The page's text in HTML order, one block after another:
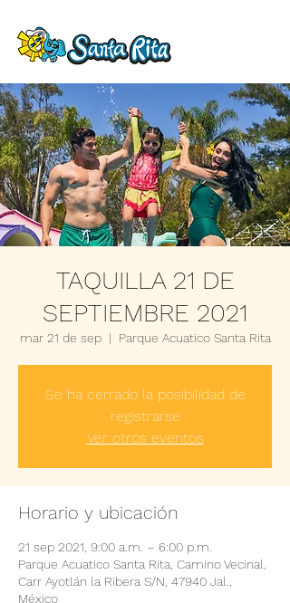
TAQUILLA 21 DE
SEPTIEMBRE 2021
mar 21 de sep
  |
Parque Acuatico Santa Rita
Se ha cerrado la posibilidad de
registrarse
Ver otros eventos
Horario y ubicación
21 sep 2021, 9:00 a.m. – 6:00 p.m.
Parque Acuatico Santa Rita, Camino Vecinal,
Carr Ayotlán la Ribera S/N, 47940 Jal.,
México